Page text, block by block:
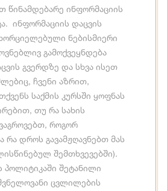
წინამდებარე ინფორმაციის
ინფორმაციის დაცვის
ნებისმიერი
გამოქვეყნდება
გვერდზე და სხვა ისეთ
ჩვენი აზრით,
საქმის კურსში ყოფნას
თუ რა სახის
როგორ
რა დროს გავამჟღავნებთ მას
შემთხვევებში).
პოლიტიკაში შეტანილი
ცვლილების